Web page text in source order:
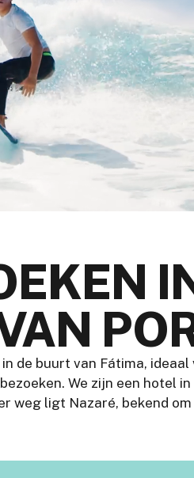
de buurt van Fátima,
We zijn een hotel
ligt Nazaré, bekend